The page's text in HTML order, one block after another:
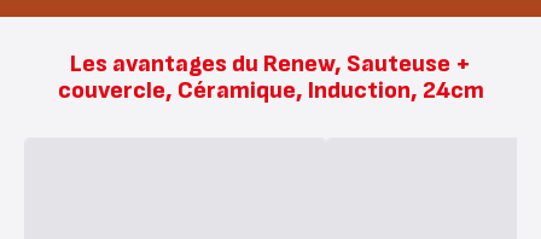
Les avantages du Renew, Sauteuse +
couvercle, Céramique, Induction, 24cm